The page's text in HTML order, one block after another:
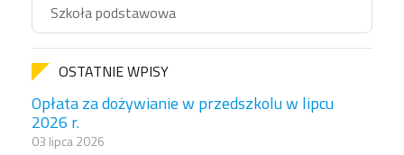
Szkoła podstawowa
OSTATNIE WPISY
Opłata za dożywianie w przedszkolu w lipcu
2026 r.
03 lipca 2026